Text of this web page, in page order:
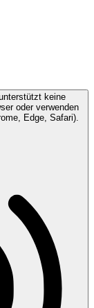
keine
oder verwenden
Edge, Safari).